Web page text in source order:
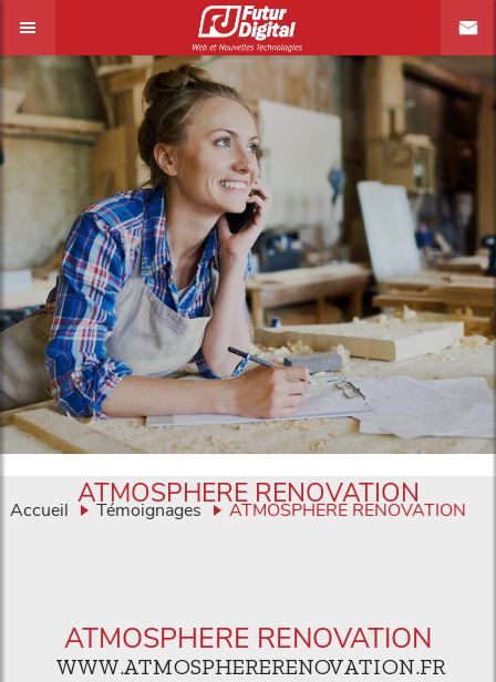
Accueil Témoignages ATMOSPHERE RENOVATION
ATMOSPHERE RENOVATION
ATMOSPHERE RENOVATION
WWW.ATMOSPHERERENOVATION.FR